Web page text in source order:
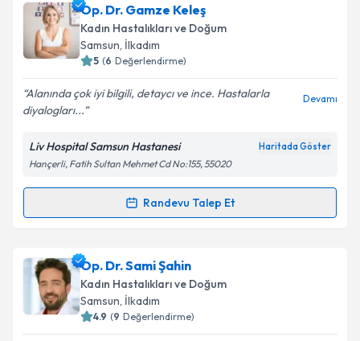
takvim hazırlandığında e-posta ile bilgilendireceğiz.
E-posta Adresiniz
kapsamda işlenmesini kabul ediyorum.
Takvim Talebini Gönder
Op. Dr. Gamze Keleş
Kadın Hastalıkları ve Doğum
Samsun, İlkadım
5 (6 Değerlendirme)
Alanında çok iyi bilgili, detaycı ve ince. Hastalarla
diyalogları...
Devamı
Liv Hospital Samsun Hastanesi Haritada Göster
Hançerli, Fatih Sultan Mehmet Cd No:155, 55020
Randevu Talep Et
Randevu Takvimi Talebi
Op. Dr. Gamze Keleşiçin randevu takvimi talebi
oluşturun. Size bu uzmandan randevu almanız için bir
takvim hazırlandığında e-posta ile bilgilendireceğiz.
Op. Dr. Sami Şahin
Kadın Hastalıkları ve Doğum
Samsun, İlkadım
4.9 (9 Değerlendirme)